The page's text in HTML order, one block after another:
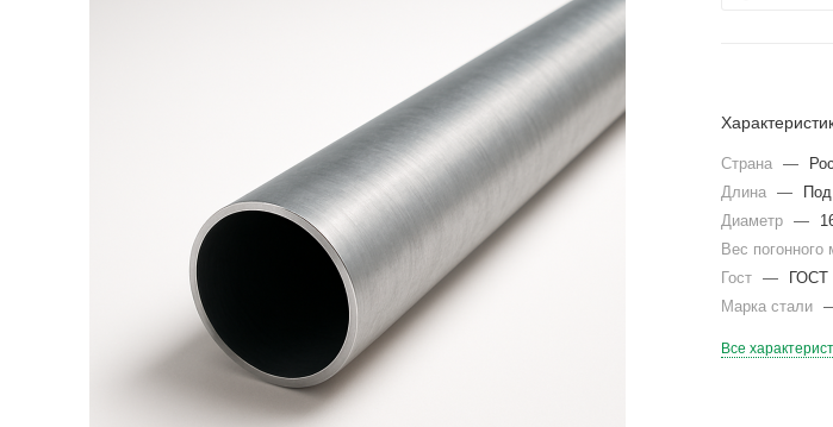
Страна —
Длина
—
Под
Диаметр
—
Вес погонного
Гост
—
ГОСТ
Марка стали
Все